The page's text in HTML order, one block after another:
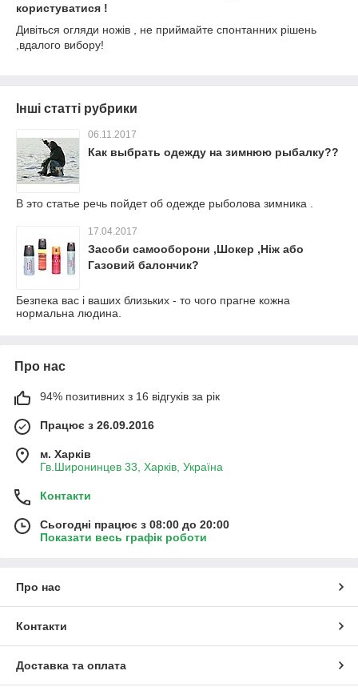
користуватися !
Дивіться огляди ножів , не приймайте спонтанних рішень
,вдалого вибору!
Інші статті рубрики
06.11.2017
Как выбрать одежду на зимнюю рыбалку??
В это статье речь пойдет об одежде рыболова зимника .
17.04.2017
Засоби самооборони ,Шокер ,Ніж або
Газовий балончик?
Безпека вас і ваших близьких - то чого прагне кожна
нормальна людина.
Про нас
94% позитивних з 16 відгуків за рік
Працює з 26.09.2016
м. Харків
Гв.Широнинцев 33, Харків, Україна
Контакти
Сьогодні працює з 08:00 до 20:00
Показати весь графік роботи
Про нас
Контакти
Доставка та оплата